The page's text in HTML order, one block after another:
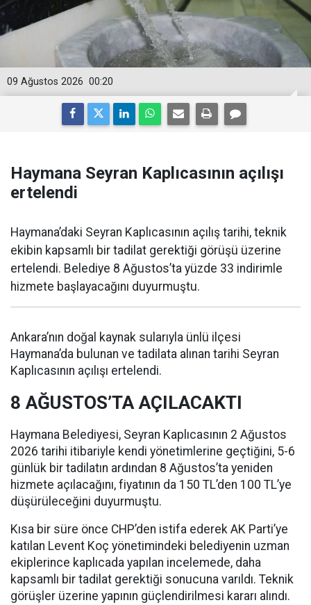
00:20
09 Ağustos 2026
Haymana Seyran Kaplıcasının açılışı
ertelendi
Haymana’daki Seyran Kaplıcasının açılış tarihi, teknik
ekibin kapsamlı bir tadilat gerektiği görüşü üzerine
ertelendi. Belediye 8 Ağustos’ta yüzde 33 indirimle
hizmete başlayacağını duyurmuştu.
Ankara’nın doğal kaynak sularıyla ünlü ilçesi
Haymana’da bulunan ve tadilata alınan tarihi Seyran
Kaplıcasının açılışı ertelendi.
8 AĞUSTOS’TA AÇILACAKTI
Haymana Belediyesi, Seyran Kaplıcasının 2 Ağustos
2026 tarihi itibariyle kendi yönetimlerine geçtiğini, 5-6
günlük bir tadilatın ardından 8 Ağustos’ta yeniden
hizmete açılacağını, fiyatının da 150 TL’den 100 TL’ye
düşürüleceğini duyurmuştu.
Kısa bir süre önce CHP’den istifa ederek AK Parti’ye
katılan Levent Koç yönetimindeki belediyenin uzman
ekiplerince kaplıcada yapılan incelemede, daha
kapsamlı bir tadilat gerektiği sonucuna varıldı. Teknik
görüşler üzerine yapının güçlendirilmesi kararı alındı.